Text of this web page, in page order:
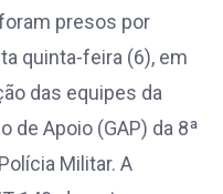
presos por
quinta-feira (6), em
das equipes da
de Apoio (GAP) da 8ª
Militar. A